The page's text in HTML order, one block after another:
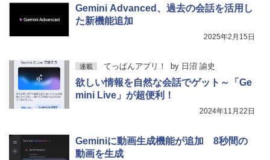
Gemini Advanced、過去の会話を活用し
た新機能追加
2025年2月15日
連載 てっぱんアプリ！ by 日沼 諭史
欲しい情報を自然な会話でゲット～「Ge
mini Live」が超便利！
2024年11月22日
Geminiに動画生成機能が追加 8秒間の
動画を生成